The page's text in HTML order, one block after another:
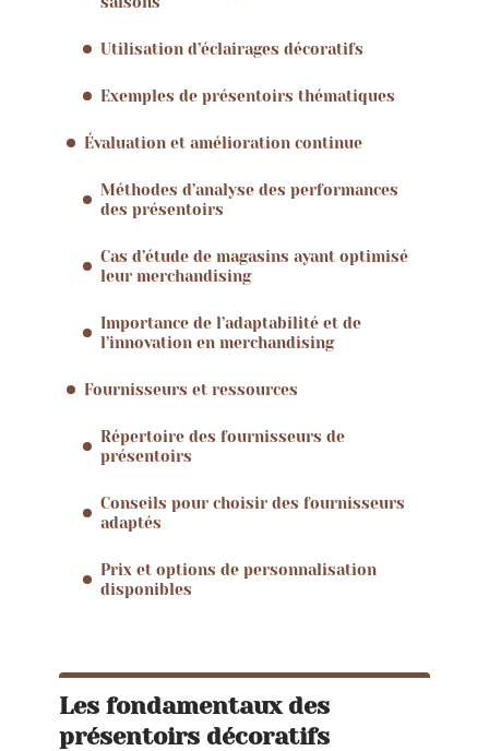
Utilisation d’éclairages décoratifs
Exemples de présentoirs thématiques
Évaluation et amélioration continue
Méthodes d’analyse des performances
des présentoirs
Cas d’étude de magasins ayant optimisé
leur merchandising
Importance de l’adaptabilité et de
l’innovation en merchandising
Fournisseurs et ressources
Répertoire des fournisseurs de
présentoirs
Conseils pour choisir des fournisseurs
adaptés
Prix et options de personnalisation
disponibles
Les fondamentaux des
présentoirs décoratifs